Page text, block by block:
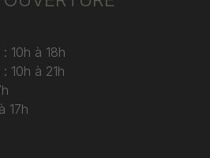
10h à 18h
10h à 21h
17h